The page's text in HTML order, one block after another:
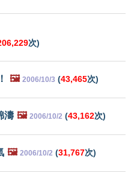
次)
🖼️ 2006/10/3 (43,465次)
濤 🖼️ 2006/10/2 (43,162次)
🖼️ 2006/10/2 (31,767次)